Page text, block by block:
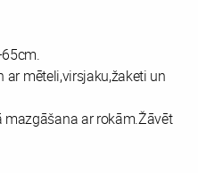
mēteli,virsjaku,žaketi un
ar rokām.Žāvēt